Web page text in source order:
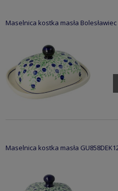
Maselnica kostka masła
Maselnica kostka masła